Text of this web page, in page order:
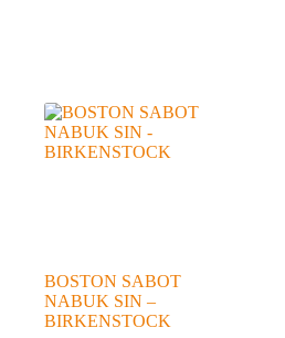
BOSTON SABOT
NABUK SIN –
BIRKENSTOCK